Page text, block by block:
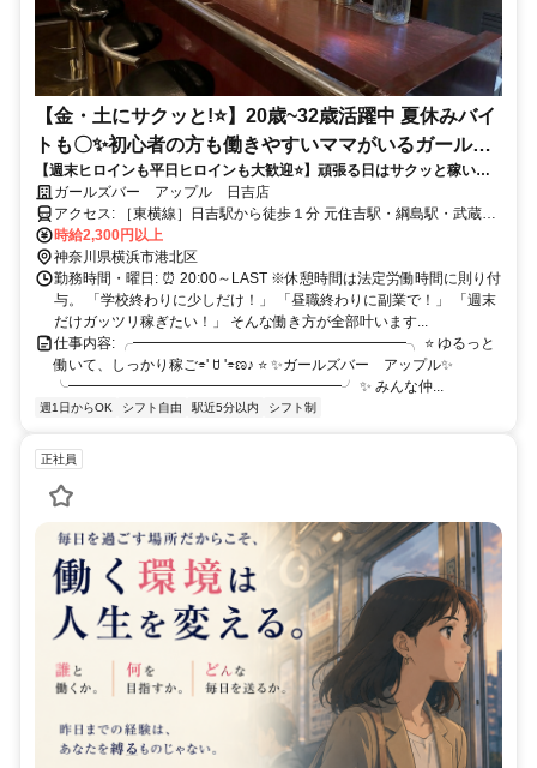
【金・土にサクッと!⭐】20歳~32歳活躍中 夏休みバイ
トも〇✨初心者の方も働きやすいママがいるガールズ
バー
【週末ヒロインも平日ヒロインも大歓迎⭐】頑張る日はサクッと稼い
で、お休みの日は思いっきり楽しもう♪私服勤務＆送りありで働きやすさ
もバッチリ✨優しいママと温かい常連さんに囲まれながら、自分らしく
働ける『アップル』で新しい一歩を始めませんか？☕
ガールズバー アップル 日吉店
アクセス: ［東横線］日吉駅から徒歩１分 元住吉駅・綱島駅・武蔵小
杉駅・高田駅・菊名駅・横浜駅からも通勤ラクラク♪
時給2,300円以上
神奈川県横浜市港北区
勤務時間・曜日: ⏰ 20:00～LAST ※休憩時間は法定労働時間に則り付
与。 「学校終わりに少しだけ！」 「昼職終わりに副業で！」 「週末
だけガッツリ稼ぎたい！」 そんな働き方が全部叶います...
仕事内容: ╭━━━━━━━━━━━━━━━━━━━╮ ⭐ ゆるっと
働いて、しっかり稼ご⌯' ꇴ '⌯ಣ♪ ⭐ ✨ガールズバー アップル✨
╰━━━━━━━━━━━━━━━━━━━╯ ✨ みんな仲...
週1日からOK シフト自由 駅近5分以内 シフト制
正社員